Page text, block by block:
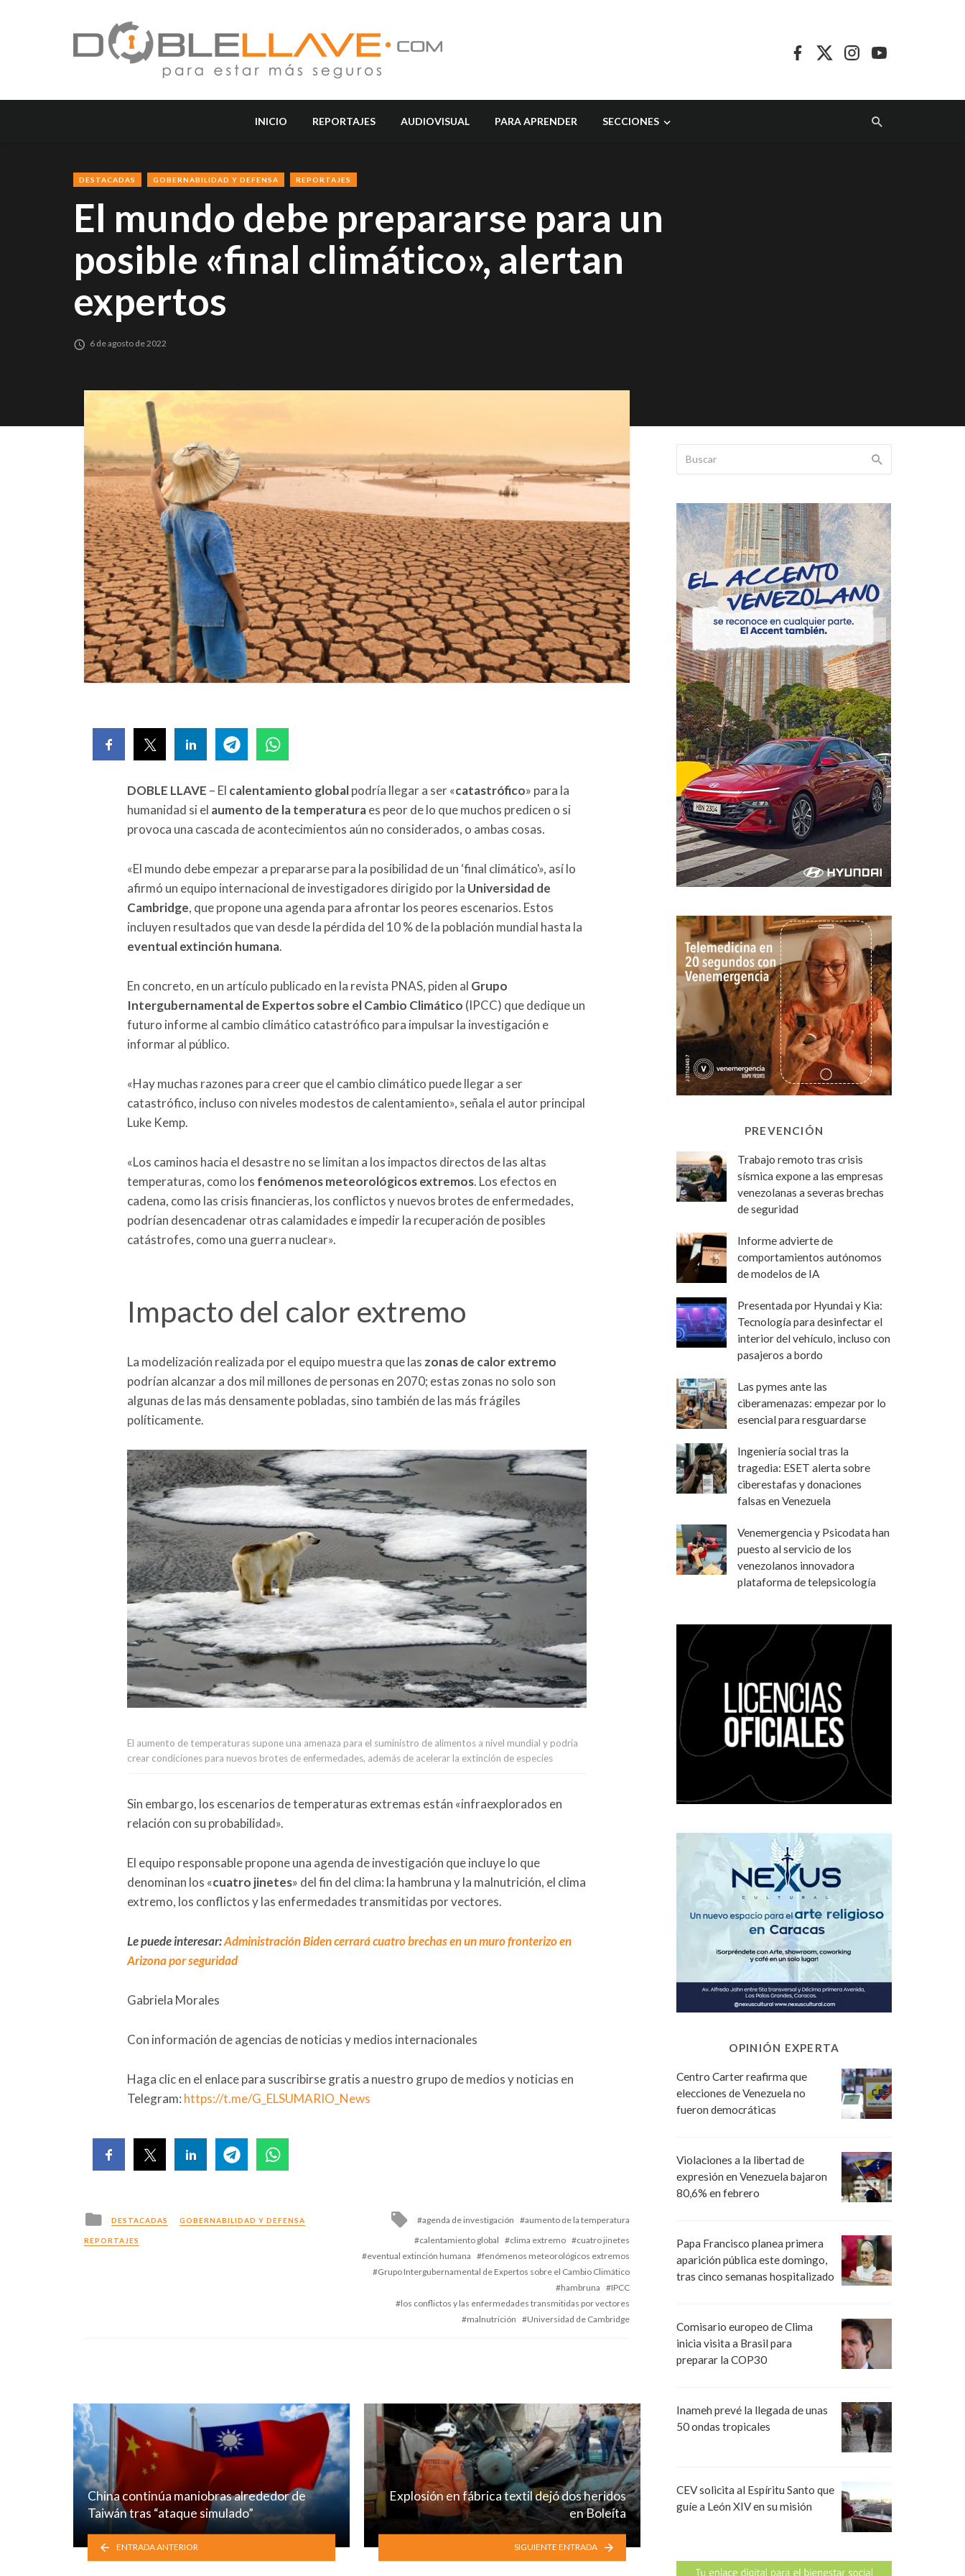
INICIO REPORTAJES AUDIOVISUAL PARA APRENDER SECCIONES
DESTACADAS GOBERNABILIDAD Y DEFENSA REPORTAJES
El mundo debe prepararse para un
posible «final climático», alertan
expertos
6 de agosto de 2022
DOBLE LLAVE – El calentamiento globalpodría llegar a ser «catastrófico» para la
humanidad si el aumento de la temperaturaes peor de lo que muchos predicen o si
provoca una cascada de acontecimientos aún no considerados, o ambas cosas.
«El mundo debe empezar a prepararse para la posibilidad de un ‘final climático'», así lo
afirmó un equipo internacional de investigadores dirigido por la Universidad de
Cambridge, que propone una agenda para afrontar los peores escenarios. Estos
incluyen resultados que van desde la pérdida del 10 % de la población mundial hasta la
eventual extinción humana.
En concreto, en un artículo publicado en la revista PNAS, piden al Grupo
Intergubernamental de Expertos sobre el Cambio Climático (IPCC) que dedique un
futuro informe al cambio climático catastrófico para impulsar la investigación e
informar al público.
«Hay muchas razones para creer que el cambio climático puede llegar a ser
catastrófico, incluso con niveles modestos de calentamiento», señala el autor principal
Luke Kemp.
«Los caminos hacia el desastre no se limitan a los impactos directos de las altas
temperaturas, como los fenómenos meteorológicos extremos. Los efectos en
cadena, como las crisis financieras, los conflictos y nuevos brotes de enfermedades,
podrían desencadenar otras calamidades e impedir la recuperación de posibles
catástrofes, como una guerra nuclear».
Impacto del calor extremo
La modelización realizada por el equipo muestra que las zonas de calor extremo
podrían alcanzar a dos mil millones de personas en 2070; estas zonas no solo son
algunas de las más densamente pobladas, sino también de las más frágiles
políticamente.
El aumento de temperaturas supone una amenaza para el suministro de alimentos a nivel mundial y podría
crear condiciones para nuevos brotes de enfermedades, además de acelerar la extinción de especies
Sin embargo, los escenarios de temperaturas extremas están «infraexplorados en
relación con su probabilidad».
El equipo responsable propone una agenda de investigación que incluye lo que
denominan los «cuatro jinetes» del fin del clima: la hambruna y la malnutrición, el clima
extremo, los conflictos y las enfermedades transmitidas por vectores.
Le puede interesar:Administración Biden cerrará cuatro brechas en un muro fronterizo en
Arizona por seguridad
Gabriela Morales
Con información de agencias de noticias y medios internacionales
Haga clic en el enlace para suscribirse gratis a nuestro grupo de medios y noticias en
Telegram: https://t.me/G_ELSUMARIO_News
Posted
in
DESTACADAS GOBERNABILIDAD Y DEFENSA
REPORTAJES
Tagged
with
agenda de investigación
aumento de la temperatura
calentamiento global
clima extremo
cuatro jinetes
eventual extinción humana
fenómenos meteorológicos extremos
Grupo Intergubernamental de Expertos sobre el Cambio Climático
hambruna
IPCC
los conflictos y las enfermedades transmitidas por vectores
malnutrición
Universidad de Cambridge
China continúa maniobras alrededor de
Taiwán tras “ataque simulado”
ENTRADA ANTERIOR
Explosión en fábrica textil dejó dos heridos
en Boleíta
SIGUIENTE ENTRADA
PREVENCIÓN
Trabajo remoto tras crisis
sísmica expone a las empresas
venezolanas a severas brechas
de seguridad
Informe advierte de
comportamientos autónomos
de modelos de IA
Presentada por Hyundai y Kia:
Tecnología para desinfectar el
interior del vehículo, incluso con
pasajeros a bordo
Las pymes ante las
ciberamenazas: empezar por lo
esencial para resguardarse
Ingeniería social tras la
tragedia: ESET alerta sobre
ciberestafas y donaciones
falsas en Venezuela
Venemergencia y Psicodata han
puesto al servicio de los
venezolanos innovadora
plataforma de telepsicología
OPINIÓN EXPERTA
Centro Carter reafirma que
elecciones de Venezuela no
fueron democráticas
Violaciones a la libertad de
expresión en Venezuela bajaron
80,6% en febrero
Papa Francisco planea primera
aparición pública este domingo,
tras cinco semanas hospitalizado
Comisario europeo de Clima
inicia visita a Brasil para
preparar la COP30
Inameh prevé la llegada de unas
50 ondas tropicales
CEV solicita al Espíritu Santo que
guíe a León XIV en su misión